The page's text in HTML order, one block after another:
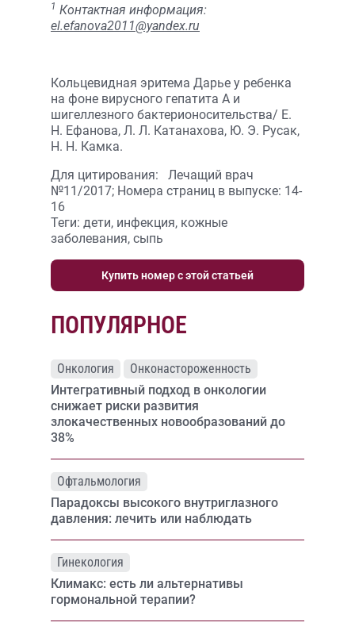
1 Контактная информация:
el.efanova2011@yandex.ru
Кольцевидная эритема Дарье у ребенка
на фоне вирусного гепатита А и
шигеллезного бактерионосительства/ Е.
Н. Ефанова, Л. Л. Катанахова, Ю. Э. Русак,
Н. Н. Камка.
Для цитирования: Лечащий врач
№11/2017; Номера страниц в выпуске: 14-
16
Теги: дети, инфекция, кожные
заболевания, сыпь
Купить номер с этой статьей
ПОПУЛЯРНОЕ
Онкология
Онконастороженность
Интегративный подход в онкологии
снижает риски развития
злокачественных новообразований до
38%
Офтальмология
Парадоксы высокого внутриглазного
давления: лечить или наблюдать
Гинекология
Климакс: есть ли альтернативы
гормональной терапии?